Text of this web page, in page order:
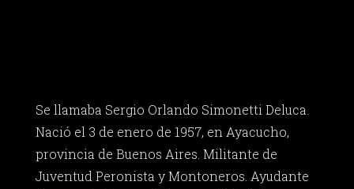
Se llamaba Sergio Orlando Simonetti Deluca.
Nació el 3 de enero de 1957, en Ayacucho,
provincia de Buenos Aires. Militante de
Juventud Peronista y Montoneros. Ayudante